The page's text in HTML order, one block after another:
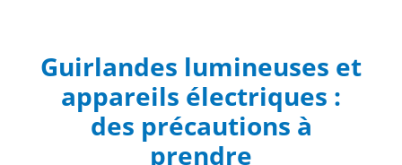
Guirlandes lumineuses et
appareils électriques :
des précautions à
prendre